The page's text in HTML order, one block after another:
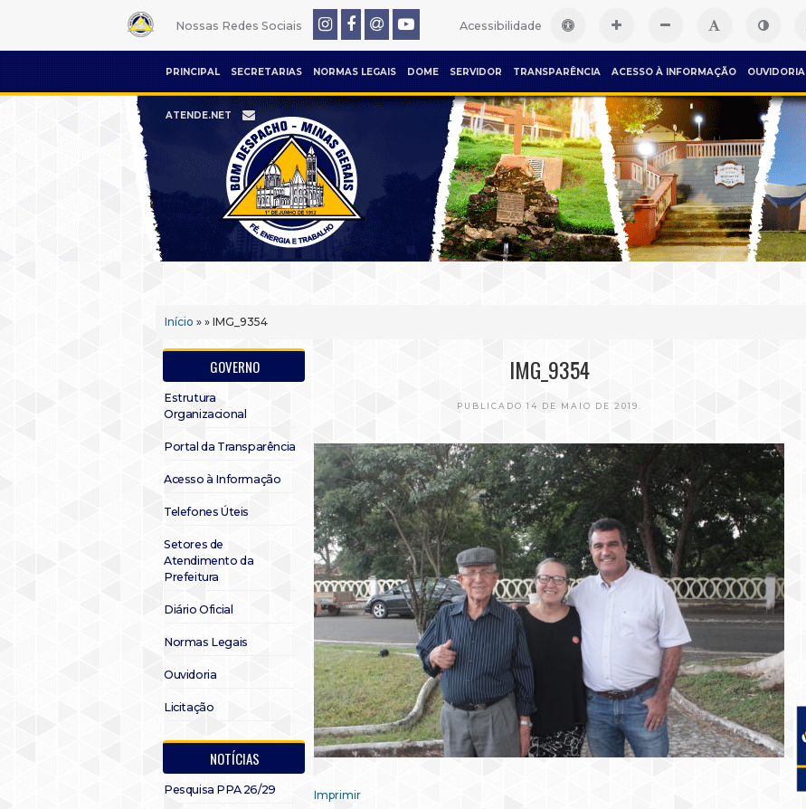
Nossas Redes Sociais Acessibilidade
PRINCIPAL SECRETARIAS NORMAS LEGAIS DOME SERVIDOR TRANSPARÊNCIA ACESSO À INFORMAÇÃO OUVIDORIA
ATENDE.NET
Início » » IMG_9354
GOVERNO
Estrutura
Organizacional
Portal da Transparência
Acesso à Informação
Telefones Úteis
Setores de
Atendimento da
Prefeitura
Diário Oficial
Normas Legais
Ouvidoria
Licitação
NOTÍCIAS
Pesquisa PPA 26/29
IMG_9354
PUBLICADO 14 DE MAIO DE 2019.
Imprimir